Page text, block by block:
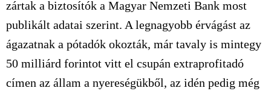
zártak a biztosítók a Magyar Nemzeti Bank most
publikált adatai szerint. A legnagyobb érvágást az
ágazatnak a pótadók okozták, már tavaly is mintegy
50 milliárd forintot vitt el csupán extraprofitadó
címen az állam a nyereségükből, az idén pedig még